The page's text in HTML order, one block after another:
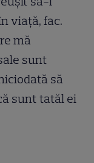
viață, fac.
mă
sunt
să
sunt tatăl ei